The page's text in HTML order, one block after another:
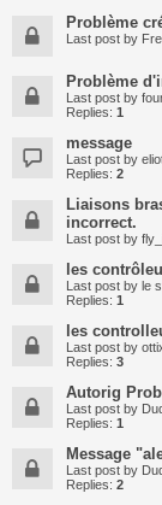
Problème
Last post by
Problème
Last post by
Replies: 1
message
Last post by
Replies: 2
Liaisons
incorrect.
Last post by
les
Last post by le
Replies: 1
les
Last post by
Replies: 3
Autorig
Last post by
Replies: 1
Message
Last post by
Replies: 2